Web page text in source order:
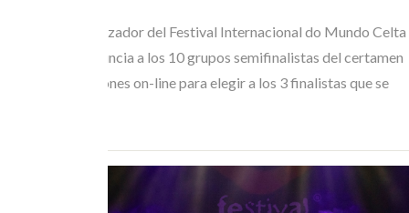
El Comité Organizador del Festival Internacional do Mundo Celta
de Ortigueira anuncia a los 10 grupos semifinalistas del certamen
y abre las votaciones on-line para elegir a los 3 finalistas que se